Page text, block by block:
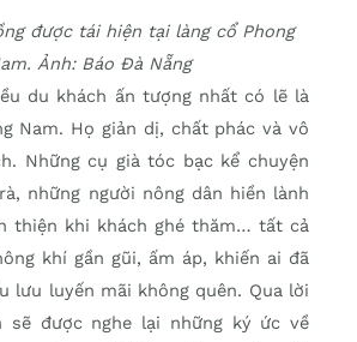
được tái hiện tại làng cổ Phong
Ảnh: Báo Đà Nẵng
du khách ấn tượng nhất có lẽ là
Nam. Họ giản dị, chất phác và vô
Những cụ già tóc bạc kể chuyện
những người nông dân hiền lành
thiện khi khách ghé thăm… tất cả
khí gần gũi, ấm áp, khiến ai đã
lưu luyến mãi không quên. Qua lời
sẽ được nghe lại những ký ức về